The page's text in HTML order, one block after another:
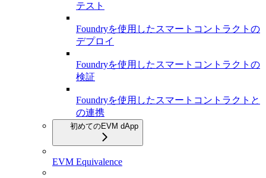
テスト
Foundryを使用したスマートコントラクトの
デプロイ
Foundryを使用したスマートコントラクトの
検証
Foundryを使用したスマートコントラクトと
の連携
初めてのEVM dApp
EVM Equivalence